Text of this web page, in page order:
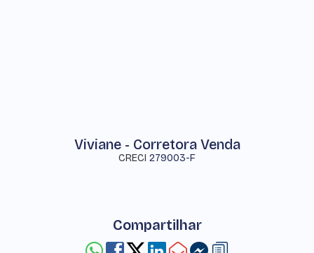
Viviane - Corretora Venda
CRECI 279003-F
Compartilhar